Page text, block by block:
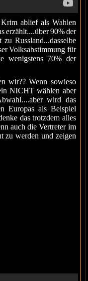
ablief als Wahlen
erzählt....über 90% der
Russland...dasselbe
Volksabstimmung für
wenigstens 70% der
wir?? Wenn sowieso
NICHT wählen aber
wird das
Europas als Beispiel
das trotzdem alles
auch die Vertreter im
zu werden und zeigen